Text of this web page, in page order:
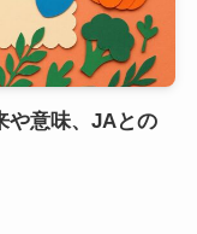
や意味、JAとの